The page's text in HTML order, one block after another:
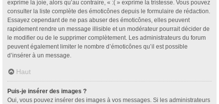
exprime la joie, alors qu’au contraire, « :( » exprime la tristesse. Vous pouvez
consulter la liste complète des émoticônes depuis le formulaire de rédaction.
Essayez cependant de ne pas abuser des émoticônes, elles peuvent
rapidement rendre un message illisible et un modérateur pourrait décider de
le modifier ou de le supprimer complètement. Les administrateurs du forum
peuvent également limiter le nombre d’émoticônes qu’il est possible
d’insérer à un message.
Haut
Puis-je insérer des images ?
Oui, vous pouvez insérer des images à vos messages. Si les administrateurs